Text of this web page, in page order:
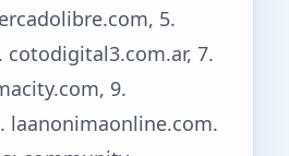
5.
cotodigital3.com.ar, 7.
9.
laanonimaonline.com.